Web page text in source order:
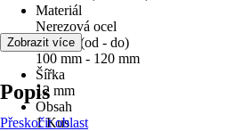
Materiál
Nerezová ocel
Průměr (od - do)
100 mm - 120 mm
Šířka
12 mm
Obsah
1 Kus
Zobrazit více
Popis
Přeskočit oblast